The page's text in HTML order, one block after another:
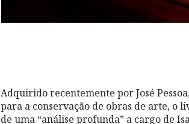
Adquirido recentemente por José
para a conservação de obras de arte, o
de uma “análise profunda” a cargo de